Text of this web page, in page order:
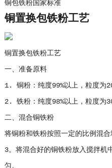
铜包铁粉国家标准
铜置换包铁粉工艺
铜置换包铁粉工艺
一、准备原料
1. 铜粉：纯度99%以上，粒度为
2. 铁粉：纯度98%以上，粒度为
二、混合铜铁粉
将铜粉和铁粉按照一定的比例混
3。将混合好的铜铁粉放入搅拌机
匀。